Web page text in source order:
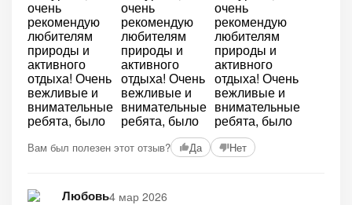
Вам был полезен этот отзыв? Да Нет
Любовь4 мар 2026